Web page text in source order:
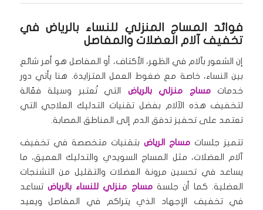
فوائد المساج المنزلي للنساء بالرياض في
تخفيف آلام العضلات والمفاصل
إن الشعور بآلام في الظهر، الأكتاف، أو المفاصل هو أمر شائع
بين النساء، خاصة مع ضغوط العمل المتزايدة. هنا يأتي دور
خدماتمساج منزلي بالرياض التي تُعتبر وسيلة فعّالة
لتخفيف هذه الآلام بفضل تقنيات التدليك العلاجي التي
تعتمد على تحفيز تدفق الدم إلى المناطق المصابة.
تتميز جلسات مساج الرياضبتقنيات متخصصة في تخفيف
آلام العضلات، مثل المساج السويدي والتدليك العميق، ما
يساعد في تحسين مرونة العضلات والتقليل من التشنجات
العضلية. كما أن جلسةمساج منزلي للنساء بالرياض تساعد
في تخفيف الإجهاد الذي يتراكم في المفاصل ويعيد